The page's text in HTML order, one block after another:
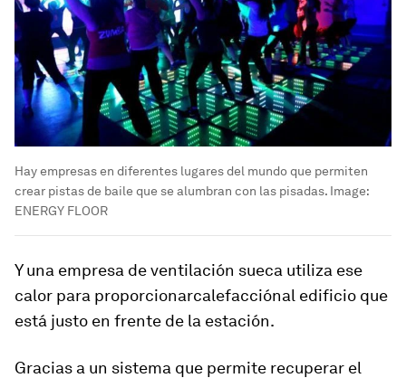
Hay empresas en diferentes lugares del mundo que permiten
crear pistas de baile que se alumbran con las pisadas. Image:
ENERGY FLOOR
Y una empresa de ventilación sueca utiliza ese
calor para proporcionarcalefacciónal edificio que
está justo en frente de la estación.
Gracias a un sistema que permite recuperar el